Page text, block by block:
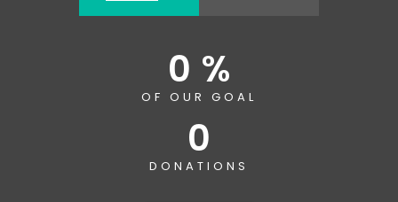
0 %
OF OUR GOAL
0
DONATIONS